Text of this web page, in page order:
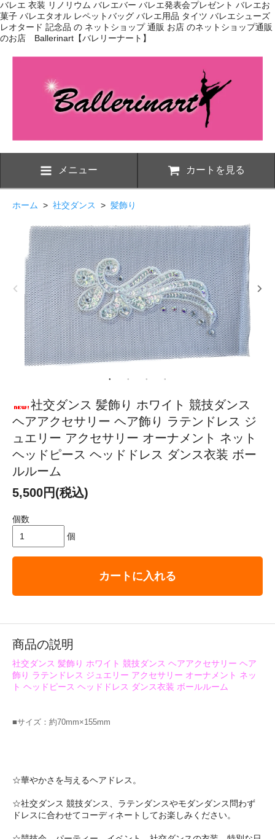
バレエ 衣装 リノリウム バレエバー バレエ発表会プレゼント バレエお
菓子 バレエタオル レペットバッグ バレエ用品 タイツ バレエシューズ
レオタード 記念品 の ネットショップ 通販 お店 のネットショップ通販
のお店 Ballerinart【バレリーナート】
メニュー カートを見る
ホーム > 社交ダンス > 髪飾り
社交ダンス 髪飾り ホワイト 競技ダンス
ヘアアクセサリー ヘア飾り ラテンドレス ジ
ュエリー アクセサリー オーナメント ネット
ヘッドピース ヘッドドレス ダンス衣装 ボー
ルルーム
5,500円(税込)
個数
個
カートに入れる
商品の説明
社交ダンス 髪飾り ホワイト 競技ダンス ヘアアクセサリー ヘア
飾り ラテンドレス ジュエリー アクセサリー オーナメント ネッ
ト ヘッドピース ヘッドドレス ダンス衣装 ボールルーム
■サイズ：約70mm×155mm
☆華やかさを与えるヘアドレス。
☆社交ダンス 競技ダンス、ラテンダンスやモダンダンス問わず
ドレスに合わせてコーディネートしてお楽しみください。